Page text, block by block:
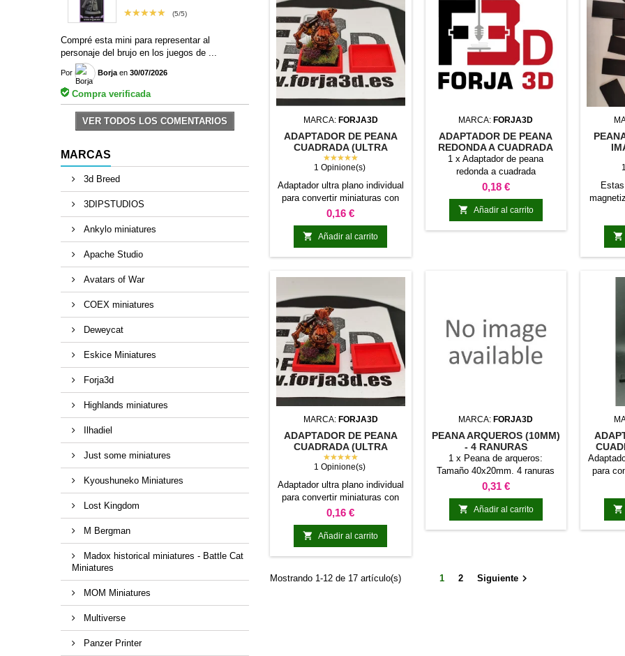
(5/5)
★★★★★
Compré esta mini para representar al
personaje del brujo en los juegos de ...
Por Borja en 30/07/2026
Compra verificada
VER TODOS LOS COMENTARIOS
MARCAS
3d Breed
3DIPSTUDIOS
Ankylo miniatures
Apache Studio
Avatars of War
COEX miniatures
Deweycat
Eskice Miniatures
Forja3d
Highlands miniatures
Ilhadiel
Just some miniatures
Kyoushuneko Miniatures
Lost Kingdom
M Bergman
Madox historical miniatures - Battle Cat
Miniatures
MOM Miniatures
Multiverse
Panzer Printer
MARCA: FORJA3D
ADAPTADOR DE PEANA
CUADRADA (ULTRA
PLANO - BISELADO)
★★★★★
1 Opinione(s)
Adaptador ultra plano individual
para convertir miniaturas con
peana cuadrada
Precio
0,16 €
 Añadir al carrito
MARCA: FORJA3D
ADAPTADOR DE PEANA
REDONDA A CUADRADA
1 x Adaptador de peana
redonda a cuadrada
Precio
0,18 €
 Añadir al carrito

MARCA: FORJA3D
ADAPTADOR DE PEANA
CUADRADA (ULTRA
PLANO)
★★★★★
1 Opinione(s)
Adaptador ultra plano individual
para convertir miniaturas con
peana cuadrada
Precio
0,16 €
 Añadir al carrito
MARCA:FORJA3D
PEANA ARQUEROS (10MM)
- 4 RANURAS
1 x Peana de arqueros:
Tamaño 40x20mm. 4 ranuras
para miniaturas
Precio
0,31 €
 Añadir al carrito
para
peana

Mostrando 1-12 de 17 artículo(s) 1 2 Siguiente